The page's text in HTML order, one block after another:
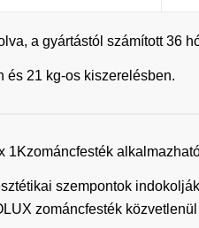
a gyártástól számított 36
és 21 kg-os kiszerelésben.
szempontok
zománcfesték